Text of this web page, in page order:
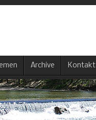
Archive Kontakt